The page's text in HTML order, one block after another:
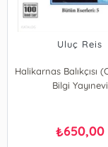
Uluç Reis
Bilgi Yayınevi
₺650,00